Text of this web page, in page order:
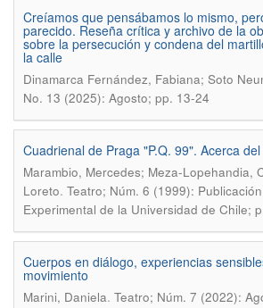
Creíamos que pensábamos lo mismo,
parecido. Reseña crítica y archivo de la
sobre la persecución y condena del
la calle
Dinamarca Fernández, Fabiana; Soto
No. 13 (2025): Agosto; pp. 13-24
Cuadrienal de Praga "P.Q. 99". Acerca
Marambio, Mercedes; Meza-Lopehandia,
Loreto. Teatro; Núm. 6 (1999):
Experimental de la Universidad de Chile;
Cuerpos en diálogo, experiencias
movimiento
Marini, Daniela. Teatro; Núm. 7 (2022):